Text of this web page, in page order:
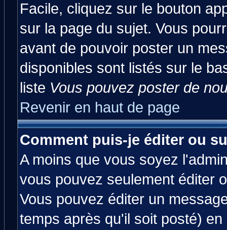
Facile, cliquez sur le bouton
sur la page du sujet. Vous
avant de pouvoir poster un
disponibles sont listés sur le
liste Vous pouvez poster de
Revenir en haut de page
Comment puis-je éditer ou
A moins que vous soyez
vous pouvez seulement éditer
Vous pouvez éditer un
temps après qu'il soit posté)